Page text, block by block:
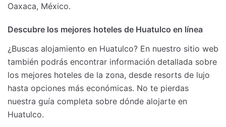
Oaxaca, México.
Descubre los mejores hoteles de Huatulco en línea
¿Buscas alojamiento en Huatulco? En nuestro sitio web
también podrás encontrar información detallada sobre
los mejores hoteles de la zona, desde resorts de lujo
hasta opciones más económicas. No te pierdas
nuestra guía completa sobre dónde alojarte en
Huatulco.